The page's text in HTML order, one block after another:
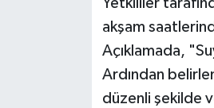
Yetkililer
akşam
Açıklamada,
Ardından
düzenli şekilde